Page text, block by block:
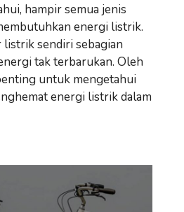
hampir semua jenis
energi listrik.
listrik sendiri sebagian
tak terbarukan. Oleh
untuk mengetahui
energi listrik dalam